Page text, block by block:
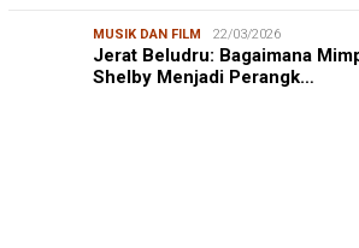
MUSIK DAN FILM 22/03/2026
Jerat Beludru: Bagaimana
Shelby Menjadi Perangk…